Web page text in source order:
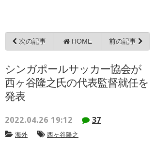
次の記事 HOME 前の記事
シンガポールサッカー協会が
西ヶ谷隆之氏の代表監督就任を
発表
2022.04.26 19:12 37
海外 西ヶ谷隆之